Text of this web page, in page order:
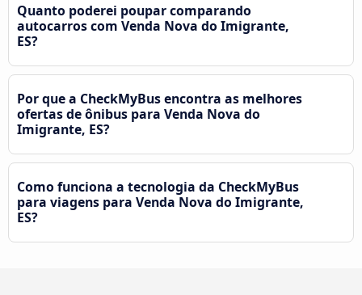
Quanto poderei poupar comparando
autocarros com Venda Nova do Imigrante,
ES?
Por que a CheckMyBus encontra as melhores
ofertas de ônibus para Venda Nova do
Imigrante, ES?
Como funciona a tecnologia da CheckMyBus
para viagens para Venda Nova do Imigrante,
ES?